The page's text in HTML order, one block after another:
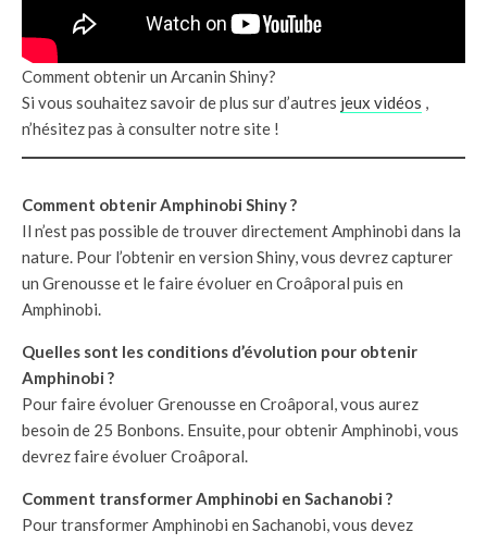
Comment obtenir un Arcanin Shiny?
Si vous souhaitez savoir de plus sur d’autres jeux vidéos ,
n’hésitez pas à consulter notre site !
Comment obtenir Amphinobi Shiny ?
Il n’est pas possible de trouver directement Amphinobi dans la
nature. Pour l’obtenir en version Shiny, vous devrez capturer
un Grenousse et le faire évoluer en Croâporal puis en
Amphinobi.
Quelles sont les conditions d’évolution pour obtenir
Amphinobi ?
Pour faire évoluer Grenousse en Croâporal, vous aurez
besoin de 25 Bonbons. Ensuite, pour obtenir Amphinobi, vous
devrez faire évoluer Croâporal.
Comment transformer Amphinobi en Sachanobi ?
Pour transformer Amphinobi en Sachanobi, vous devez